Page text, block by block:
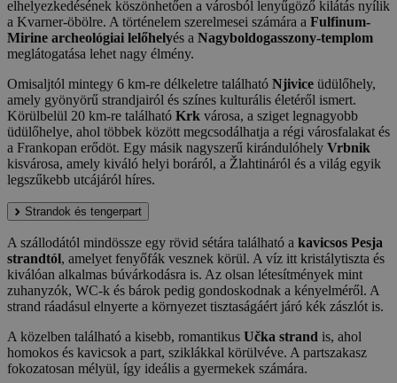
elhelyezkedésének köszönhetően a városból lenyűgöző kilátás nyílik
a Kvarner-öbölre. A történelem szerelmesei számára a Fulfinum-
Mirine archeológiai lelőhelyés a Nagyboldogasszony-templom
meglátogatása lehet nagy élmény.
Omisaljtól mintegy 6 km-re délkeletre található Njivice üdülőhely,
amely gyönyörű strandjairól és színes kulturális életéről ismert.
Körülbelül 20 km-re található Krk városa, a sziget legnagyobb
üdülőhelye, ahol többek között megcsodálhatja a régi városfalakat és
a Frankopan erődöt. Egy másik nagyszerű kirándulóhely Vrbnik
kisvárosa, amely kiváló helyi boráról, a Žlahtináról és a világ egyik
legszűkebb utcájáról híres.
Strandok és tengerpart
A szállodától mindössze egy rövid sétára található a kavicsos Pesja
strandtól, amelyet fenyőfák vesznek körül. A víz itt kristálytiszta és
kiválóan alkalmas búvárkodásra is. Az olsan létesítmények mint
zuhanyzók, WC-k és bárok pedig gondoskodnak a kényelméről. A
strand ráadásul elnyerte a környezet tisztaságáért járó kék zászlót is.
A közelben található a kisebb, romantikus Učka strand is, ahol
homokos és kavicsok a part, sziklákkal körülvéve. A partszakasz
fokozatosan mélyül, így ideális a gyermekek számára.